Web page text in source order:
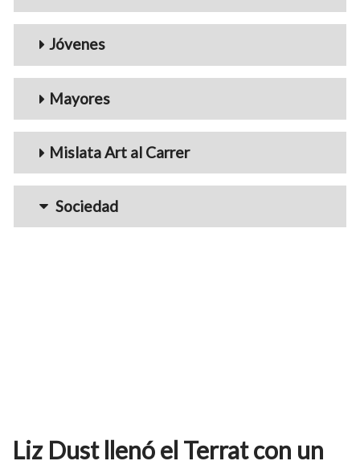
Jóvenes
Mayores
Mislata Art al Carrer
Sociedad
Liz Dust llenó el Terrat con un